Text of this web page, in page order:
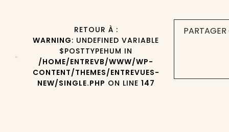
RETOUR À :
WARNING: UNDEFINED VARIABLE
$POSTTYPEHUM IN
/HOME/ENTREVB/WWW/WP-
CONTENT/THEMES/ENTREVUES-
NEW/SINGLE.PHP ON LINE 147